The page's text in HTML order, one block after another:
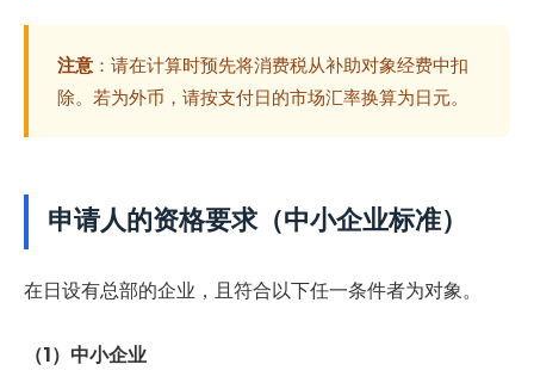
注意 ：请在计算时预先将消费税从补助对象经费中扣
除。若为外币，请按支付日的市场汇率换算为日元。
申请人的资格要求（中小企业标准）
在日设有总部的企业，且符合以下任一条件者为对象。
（1）中小企业